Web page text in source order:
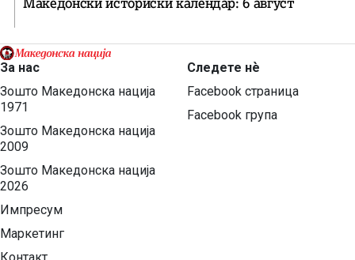
За нас
Зошто Македонска нација
1971
Зошто Македонска нација
2009
Зошто Македонска нација
2026
Импресум
Маркетинг
Следете нѐ
Facebook страница
Facebook група